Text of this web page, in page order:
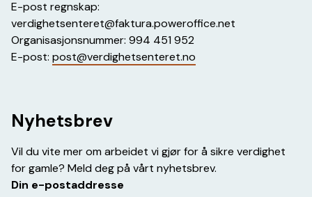
E-post regnskap:
verdighetsenteret@faktura.poweroffice.net
Organisasjonsnummer: 994 451 952
E-post: post@verdighetsenteret.no
Nyhetsbrev
Vil du vite mer om arbeidet vi gjør for å sikre verdighet
for gamle? Meld deg på vårt nyhetsbrev.
Din e-postaddresse